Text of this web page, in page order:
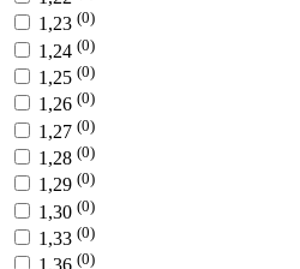
1,23 (0)
1,24 (0)
1,25 (0)
1,26 (0)
1,27 (0)
1,28 (0)
1,29 (0)
1,30 (0)
1,33 (0)
(0)